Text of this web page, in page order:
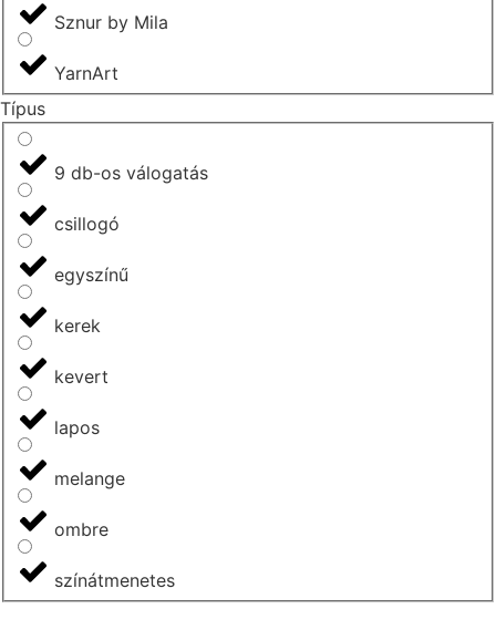
Sznur by Mila
YarnArt
Típus
9 db-os válogatás
csillogó
egyszínű
kerek
kevert
lapos
melange
ombre
színátmenetes